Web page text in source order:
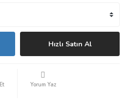
Hızlı Satın Al
Yorum Yaz